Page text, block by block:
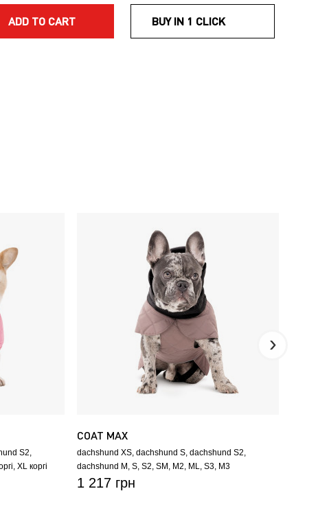
ADD TO CART BUY IN 1 CLICK
S2
XL коргі
COAT MAX
dachshund XS dachshund S dachshund S2
dachshund M S S2 SM M2 ML S3 M3
1 217 грн